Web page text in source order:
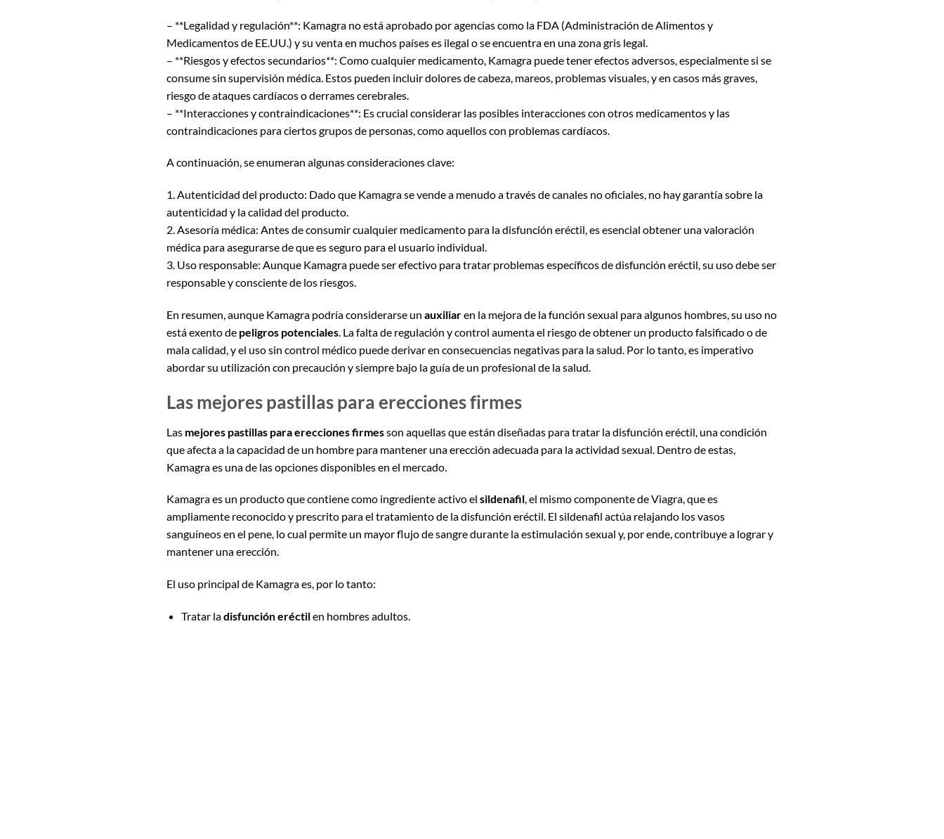
– **Legalidad y regulación**: Kamagra no está aprobado por agencias como la FDA (Administración de Alimentos y
Medicamentos de EE.UU.) y su venta en muchos países es ilegal o se encuentra en una zona gris legal.
– **Riesgos y efectos secundarios**: Como cualquier medicamento, Kamagra puede tener efectos adversos, especialmente si se
consume sin supervisión médica. Estos pueden incluir dolores de cabeza, mareos, problemas visuales, y en casos más graves,
riesgo de ataques cardíacos o derrames cerebrales.
– **Interacciones y contraindicaciones**: Es crucial considerar las posibles interacciones con otros medicamentos y las
contraindicaciones para ciertos grupos de personas, como aquellos con problemas cardíacos.
A continuación, se enumeran algunas consideraciones clave:
1. Autenticidad del producto: Dado que Kamagra se vende a menudo a través de canales no oficiales, no hay garantía sobre la
autenticidad y la calidad del producto.
2. Asesoría médica: Antes de consumir cualquier medicamento para la disfunción eréctil, es esencial obtener una valoración
médica para asegurarse de que es seguro para el usuario individual.
3. Uso responsable: Aunque Kamagra puede ser efectivo para tratar problemas específicos de disfunción eréctil, su uso debe ser
responsable y consciente de los riesgos.
En resumen, aunque Kamagra podría considerarse un auxiliaren la mejora de la función sexual para algunos hombres, su uso no
está exento de peligros potenciales. La falta de regulación y control aumenta el riesgo de obtener un producto falsificado o de
mala calidad, y el uso sin control médico puede derivar en consecuencias negativas para la salud. Por lo tanto, es imperativo
abordar su utilización con precaución y siempre bajo la guía de un profesional de la salud.
Las mejores pastillas para erecciones firmes
Las mejores pastillas para erecciones firmesson aquellas que están diseñadas para tratar la disfunción eréctil, una condición
que afecta a la capacidad de un hombre para mantener una erección adecuada para la actividad sexual. Dentro de estas,
Kamagra es una de las opciones disponibles en el mercado.
Kamagra es un producto que contiene como ingrediente activo el sildenafil, el mismo componente de Viagra, que es
ampliamente reconocido y prescrito para el tratamiento de la disfunción eréctil. El sildenafil actúa relajando los vasos
sanguíneos en el pene, lo cual permite un mayor flujo de sangre durante la estimulación sexual y, por ende, contribuye a lograr y
mantener una erección.
El uso principal de Kamagra es, por lo tanto:
Tratar ladisfunción eréctilen hombres adultos.